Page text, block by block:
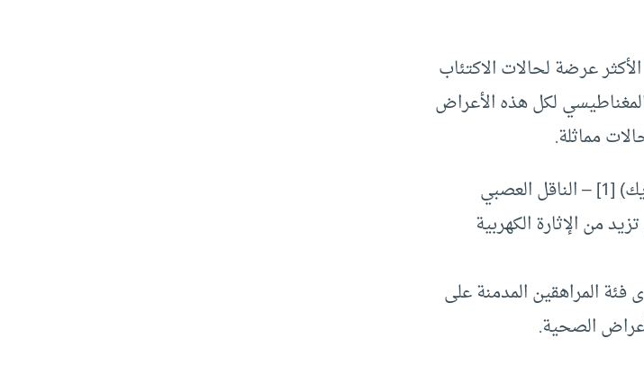
عرضة لحالات الاكتئاب
لكل هذه الأعراض
مماثلة.
وكان هدف هذه الفحوصات هو قياس مستويات حمض (جاما-أمينوبيوتيريك) [1] – الناقل العصبي
من الإثارة الكهربية
أن نسبة حمض (جاما-أمينو بوتيريك) و ( الجلوتامات) [2] لدى فئة المراهقين المدمنة على
الصحية.